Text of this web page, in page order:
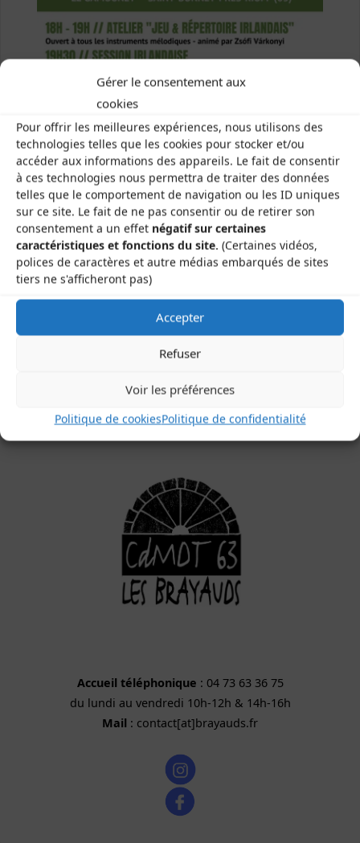
Gérer le consentement aux
cookies
Pour offrir les meilleures expériences, nous utilisons des
technologies telles que les cookies pour stocker et/ou
accéder aux informations des appareils. Le fait de consentir
à ces technologies nous permettra de traiter des données
telles que le comportement de navigation ou les ID uniques
sur ce site. Le fait de ne pas consentir ou de retirer son
consentement a un effet négatif sur certaines
caractéristiques et fonctions du site. (Certaines vidéos,
polices de caractères et autre médias embarqués de sites
tiers ne s'afficheront pas)
Accepter
Refuser
Voir les préférences
Politique de cookiesPolitique de confidentialité
Previous image
Next image
Les Brayauds-CDMDT63
Le Gamounet
63200 Saint-Bonnet-près-Riom
Accueil téléphonique : 04 73 63 36 75
du lundi au vendredi 10h-12h & 14h-16h
Mail : contact[at]brayauds.fr